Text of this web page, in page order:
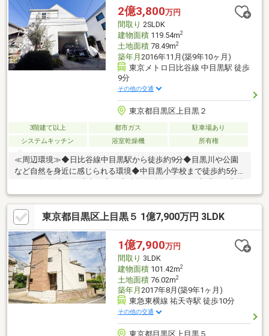
ロントオープン食洗機、パントリー、乾太くん●太陽光発電、浴
室乾燥機、トイレ2ヶ所など設備充実●3LDK→4LDKへの間取り変
更可能※買主様負担
2億3,800万円
間取り 2SLDK
建物面積119.54m2
土地面積78.49m2
築年月 2016年11月(築9年10ヶ月)
東京メトロ日比谷線 中目黒駅 徒歩
9分
その他の交通
東京都目黒区上目黒２
3階建て以上 都市ガス
駐車場あり
システムキッチン
浴室乾燥機 所有権
≪周辺環境≫◆日比谷線中目黒駅から徒歩約9分◆目黒川や公園
など自然を身近に感じられる環境◆中目黒小学校まで徒歩約5分
≪2016年築 拘りの注文住宅≫◆建物面積約119.54㎡◆明るく心地
よい陽光が差し込む南西南東向き◆LDK18帖以上・全居室8帖以
上！≪設備≫◆大型食洗機・ビルトインオーブン◆浴室一坪◆ト
イレ2か所◆WIC・SIC◆納戸・パントリー◆階段収納◆約3.5帖の
パウダールームお気軽にお問い合わせください。お問い合わせは
【フリーダイヤル：0120-133-468】まで♪♪
東京都目黒区上目黒５ 1億7,900万円 3LDK
1億7,900万円
間取り 3LDK
建物面積101.42m2
土地面積76.02m2
築年月 2017年8月(築9年1ヶ月)
東急東横線 祐天寺駅 徒歩10分
その他の交通
東京都目黒区上目黒５